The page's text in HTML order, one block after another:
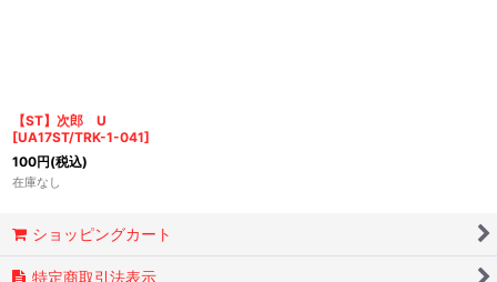
【ST】次郎 U
[UA17ST/TRK-1-041]
100円(税込)
在庫なし
ショッピングカート
特定商取引法表示